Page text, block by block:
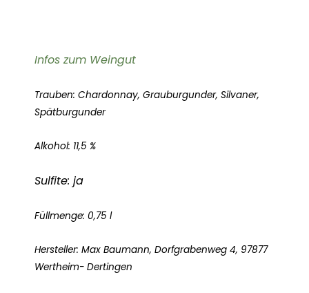
Infos zum Weingut
Trauben: Chardonnay, Grauburgunder, Silvaner,
Spätburgunder
Alkohol: 11,5 %
Sulfite: ja
Füllmenge: 0,75 l
Hersteller: Max Baumann, Dorfgrabenweg 4, 97877
Wertheim- Dertingen